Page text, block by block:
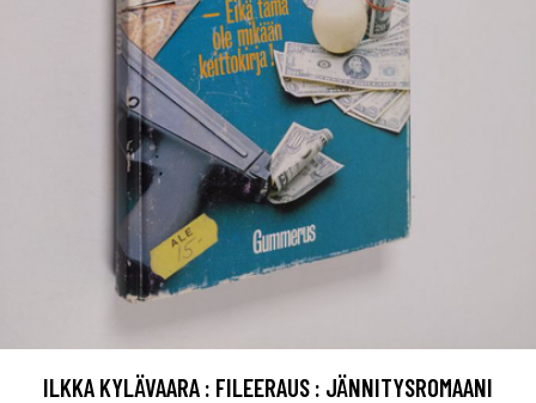
ILKKA KYLÄVAARA : FILEERAUS : JÄNNITYSROMAANI